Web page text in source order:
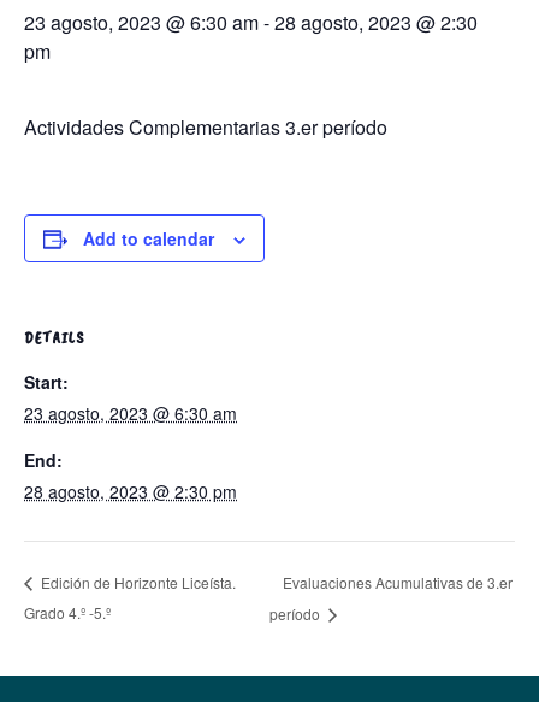
23 agosto, 2023 @ 6:30 am-28 agosto, 2023 @ 2:30
pm
Actividades Complementarias 3.er período
Add to calendar
DETAILS
Start:
23 agosto, 2023 @ 6:30 am
End:
28 agosto, 2023 @ 2:30 pm
Edición de Horizonte Liceísta.
Grado 4.º -5.º
Evaluaciones Acumulativas de 3.er
período